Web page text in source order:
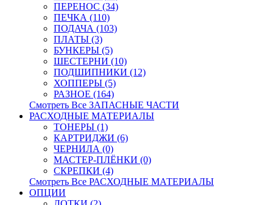
ПЕРЕНОС (34)
ПЕЧКА (110)
ПОДАЧА (103)
ПЛАТЫ (3)
БУНКЕРЫ (5)
ШЕСТЕРНИ (10)
ПОДШИПНИКИ (12)
ХОППЕРЫ (5)
РАЗНОЕ (164)
Смотреть Все ЗАПАСНЫЕ ЧАСТИ
РАСХОДНЫЕ МАТЕРИАЛЫ
ТОНЕРЫ (1)
КАРТРИДЖИ (6)
ЧЕРНИЛА (0)
МАСТЕР-ПЛЁНКИ (0)
СКРЕПКИ (4)
Смотреть Все РАСХОДНЫЕ МАТЕРИАЛЫ
ОПЦИИ